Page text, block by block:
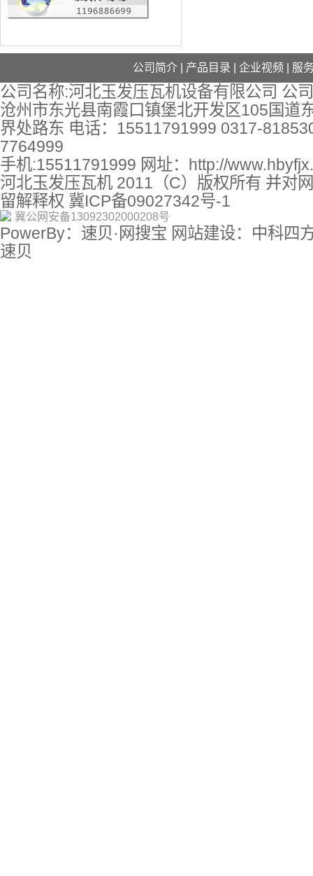
公司简介 产品目录 企业视频 服
公司名称:河北玉发压瓦机设备有限公司 公
沧州市东光县南霞口镇堡北开发区105国道
界处路东 电话：15511791999 0317-
7764999
手机:15511791999 网址： http://
河北玉发压瓦机 2011（C）版权所有 并对
留解释权 冀ICP备09027342号-1
冀公网安备13092302000208号
PowerBy：速贝·网搜宝 网站建设：中科四
速贝